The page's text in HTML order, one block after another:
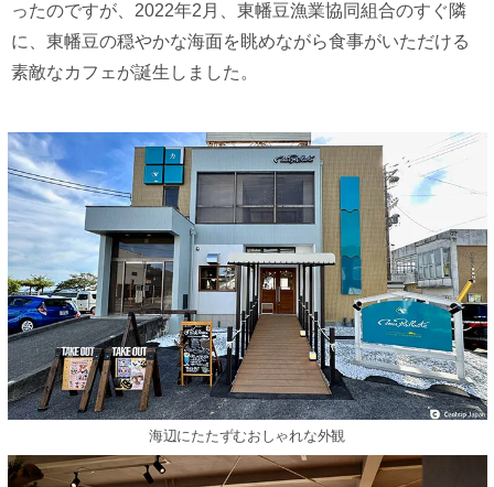
ったのですが、2022年2月、東幡豆漁業協同組合のすぐ隣
に、東幡豆の穏やかな海面を眺めながら食事がいただける
素敵なカフェが誕生しました。
海辺にたたずむおしゃれな外観